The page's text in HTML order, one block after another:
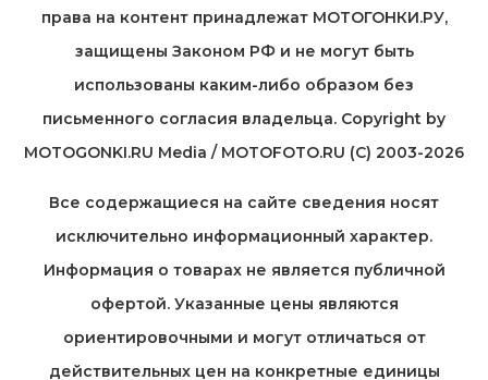
права на контент принадлежат МОТОГОНКИ.РУ,
защищены Законом РФ и не могут быть
использованы каким-либо образом без
письменного согласия владельца. Copyright by
MOTOGONKI.RU Media / MOTOFOTO.RU (C) 2003-2026
Все содержащиеся на cайте сведения носят
исключительно информационный характер.
Информация о товарах не является публичной
офертой. Указанные цены являются
ориентировочными и могут отличаться от
действительных цен на конкретные единицы